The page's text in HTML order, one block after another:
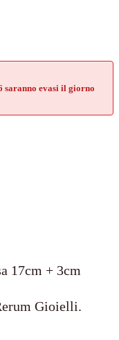
evasi il giorno
17cm + 3cm
Gioielli.